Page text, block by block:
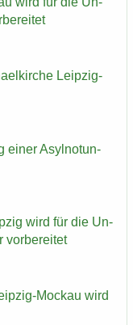
Leipzig-​
einer Asyl­not­un­
wird für die Un­
vor­be­rei­tet
​Mockau wird